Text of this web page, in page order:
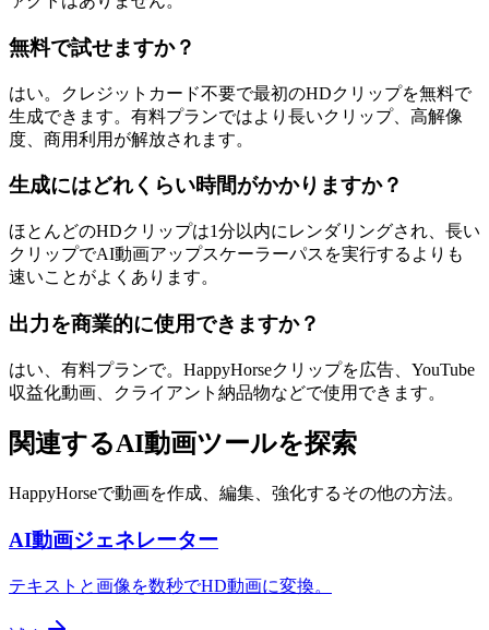
無料で試せますか？
はい。クレジットカード不要で最初のHDクリップを無料で
生成できます。有料プランではより長いクリップ、高解像
度、商用利用が解放されます。
生成にはどれくらい時間がかかりますか？
ほとんどのHDクリップは1分以内にレンダリングされ、長い
クリップでAI動画アップスケーラーパスを実行するよりも
速いことがよくあります。
出力を商業的に使用できますか？
はい、有料プランで。HappyHorseクリップを広告、YouTube
収益化動画、クライアント納品物などで使用できます。
関連するAI動画ツールを探索
HappyHorseで動画を作成、編集、強化するその他の方法。
AI動画ジェネレーター
テキストと画像を数秒でHD動画に変換。